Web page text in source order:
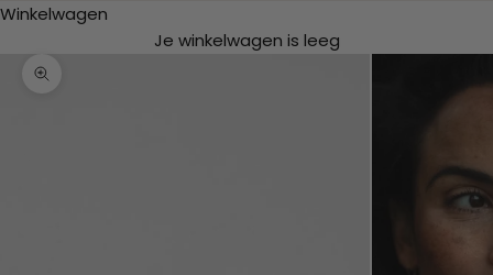
Winkelwagen
Je winkelwagen is leeg
In-/uitzoomen